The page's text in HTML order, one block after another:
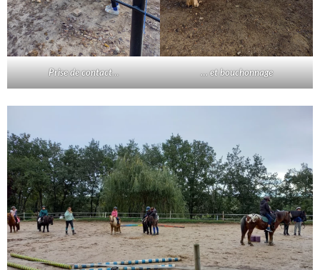
Prise de contact… … et bouchonnage